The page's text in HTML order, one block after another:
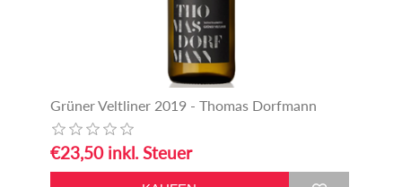
Grüner Veltliner 2019 - Thomas Dorfmann
€23,50 inkl. Steuer